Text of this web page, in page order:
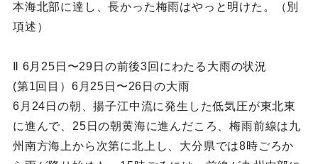
本海北部に達し、長かった梅雨はやっと明けた。（別
項述）
Ⅱ 6月25日〜29日の前後3回にわたる大雨の状況
(第1回目）6月25日〜26日の大雨
6月24日の朝、揚子江中流に発生した低気圧が東北東
に進んで、25日の朝黄海に進んだころ、梅雨前線は九
州南方海上から次第に北上し、大分県では8時ごろか